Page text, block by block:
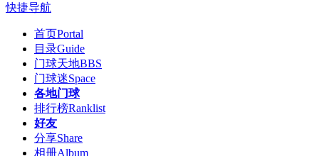
快捷导航
首页Portal
目录Guide
门球天地BBS
门球迷Space
各地门球
排行榜Ranklist
好友
分享Share
相册Album